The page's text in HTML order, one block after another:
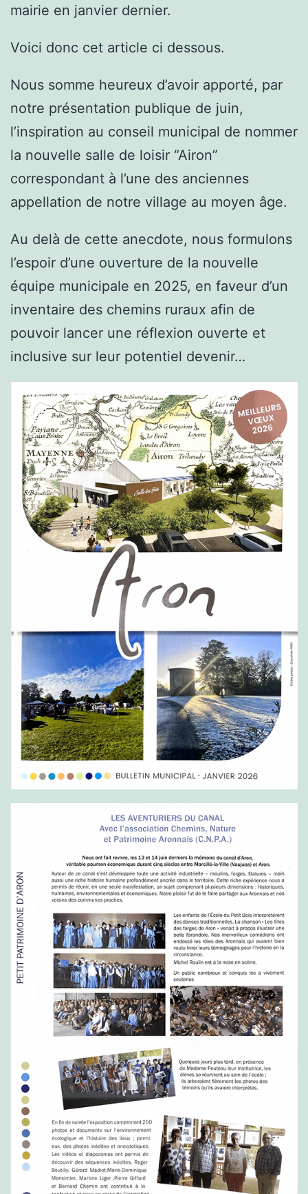
mairie en janvier dernier.
Voici donc cet article ci dessous.
Nous somme heureux d’avoir apporté, par
notre présentation publique de juin,
l’inspiration au conseil municipal de nommer
la nouvelle salle de loisir “Airon”
correspondant à l’une des anciennes
appellation de notre village au moyen âge.
Au delà de cette anecdote, nous formulons
l’espoir d’une ouverture de la nouvelle
équipe municipale en 2025, en faveur d’un
inventaire des chemins ruraux afin de
pouvoir lancer une réflexion ouverte et
inclusive sur leur potentiel devenir…